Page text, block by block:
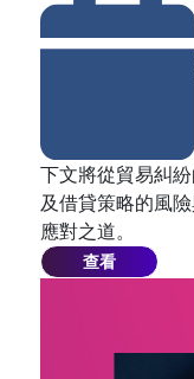
下文將從貿易糾
及借貸策略的風
應對之道。
查看